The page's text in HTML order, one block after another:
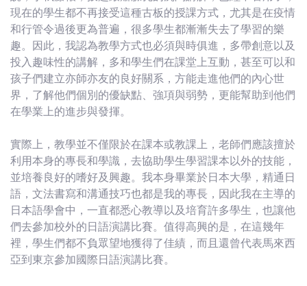
現在的學生都不再接受這種古板的授課方式，尤其是在疫情
和行管令過後更為普遍，很多學生都漸漸失去了學習的樂
趣。因此，我認為教學方式也必須與時俱進，多帶創意以及
投入趣味性的講解，多和學生們在課堂上互動，甚至可以和
孩子們建立亦師亦友的良好關系，方能走進他們的內心世
界，了解他們個別的優缺點、強項與弱勢，更能幫助到他們
在學業上的進步與發揮。
實際上，教學並不僅限於在課本或教課上，老師們應該擅於
利用本身的專長和學識，去協助學生學習課本以外的技能，
並培養良好的嗜好及興趣。我本身畢業於日本大學，精通日
語，文法書寫和溝通技巧也都是我的專長，因此我在主導的
日本語學會中，一直都悉心教導以及培育許多學生，也讓他
們去參加校外的日語演講比賽。值得高興的是，在這幾年
裡，學生們都不負眾望地獲得了佳績，而且還曾代表馬來西
亞到東京參加國際日語演講比賽。